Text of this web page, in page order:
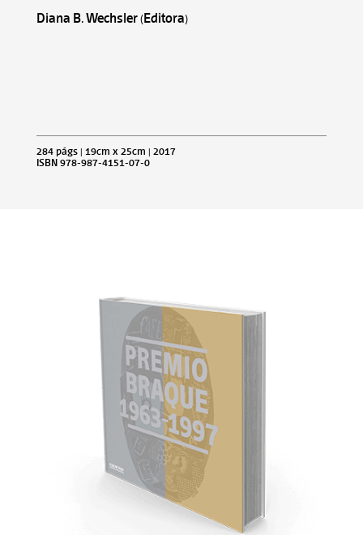
Diana B. Wechsler (Editora)
284 págs | 19cm x 25cm | 2017
ISBN 978-987-4151-07-0